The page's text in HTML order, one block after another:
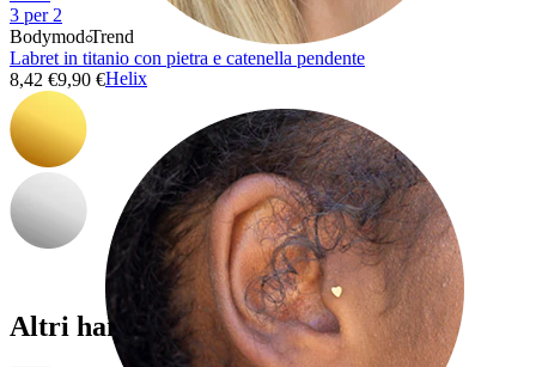
Helix
3 per 2
Bodymod Trend
Labret in titanio con pietra e catenella pendente
8,42 €9,90 €
Altri hanno acquistato anche